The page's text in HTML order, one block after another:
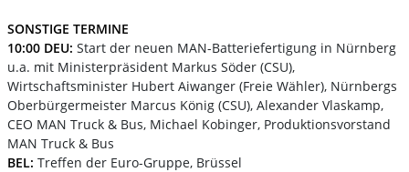
SONSTIGE TERMINE
10:00 DEU: Start der neuen MAN-Batteriefertigung in Nürnberg
u.a. mit Ministerpräsident Markus Söder (CSU),
Wirtschaftsminister Hubert Aiwanger (Freie Wähler), Nürnbergs
Oberbürgermeister Marcus König (CSU), Alexander Vlaskamp,
CEO MAN Truck & Bus, Michael Kobinger, Produktionsvorstand
MAN Truck & Bus
BEL: Treffen der Euro-Gruppe, Brüssel